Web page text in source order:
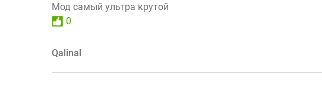
Мод самый ультра крутой
0
Qalinal